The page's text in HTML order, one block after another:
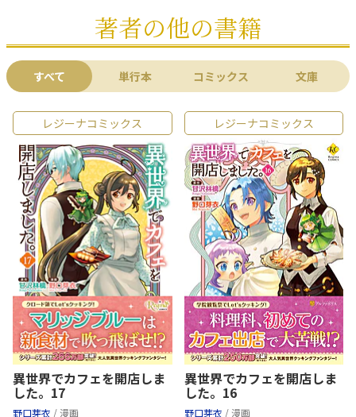
レジーナコミックス「異世界でカフェを開店しました。４」
（画:野口芽衣／作:甘沢林檎）が、増刷！ 2刷4万3千部突破と
なりました!!
著者の他の書籍
すべて 単行本 コミックス 文庫
レジーナコミックス
異世界でカフェを開店しま
した。17
野口芽衣 / 漫画
レジーナコミックス
異世界でカフェを開店しま
した。16
野口芽衣 / 漫画